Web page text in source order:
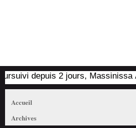
depuis 2 jours, Massinissa
Accueil
Archives